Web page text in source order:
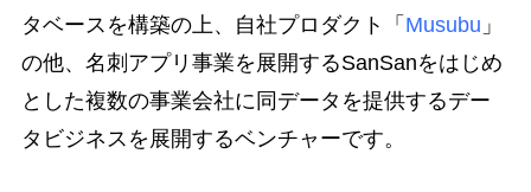
タベースを構築の上、自社プロダクト「 Musubu 」
の他、名刺アプリ事業を展開するSanSanをはじめ
とした複数の事業会社に同データを提供するデー
タビジネスを展開するベンチャーです。